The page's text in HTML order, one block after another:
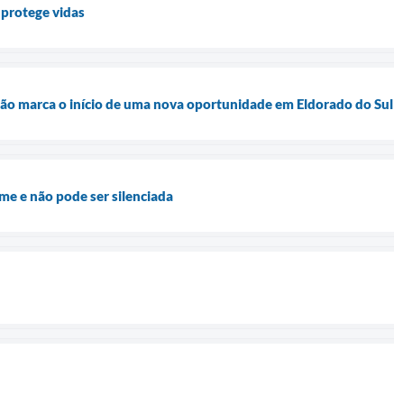
vidas
marca o início de uma nova oportunidade em Eldorado do Sul
e não pode ser silenciada